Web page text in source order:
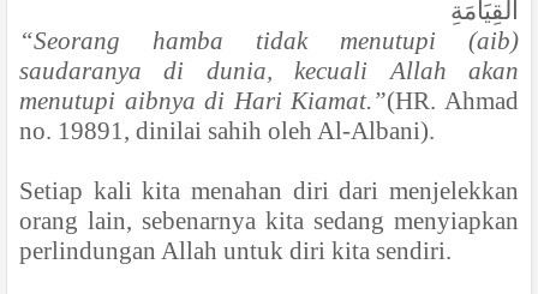
الْقِيَامَةِ
“Seorang hamba tidak menutupi (aib)
saudaranya di dunia, kecuali Allah akan
menutupi aibnya di Hari Kiamat.”(HR. Ahmad
no. 19891, dinilai sahih oleh Al-Albani).
Setiap kali kita menahan diri dari menjelekkan
orang lain, sebenarnya kita sedang menyiapkan
perlindungan Allah untuk diri kita sendiri.